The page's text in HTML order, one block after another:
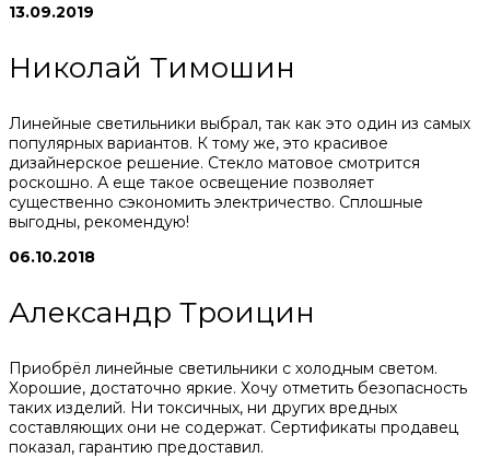
13.09.2019
Николай Тимошин
Линейные светильники выбрал, так как это один из самых
популярных вариантов. К тому же, это красивое
дизайнерское решение. Стекло матовое смотрится
роскошно. А еще такое освещение позволяет
существенно сэкономить электричество. Сплошные
выгодны, рекомендую!
06.10.2018
Александр Троицин
Приобрёл линейные светильники с холодным светом.
Хорошие, достаточно яркие. Хочу отметить безопасность
таких изделий. Ни токсичных, ни других вредных
составляющих они не содержат. Сертификаты продавец
показал, гарантию предоставил.